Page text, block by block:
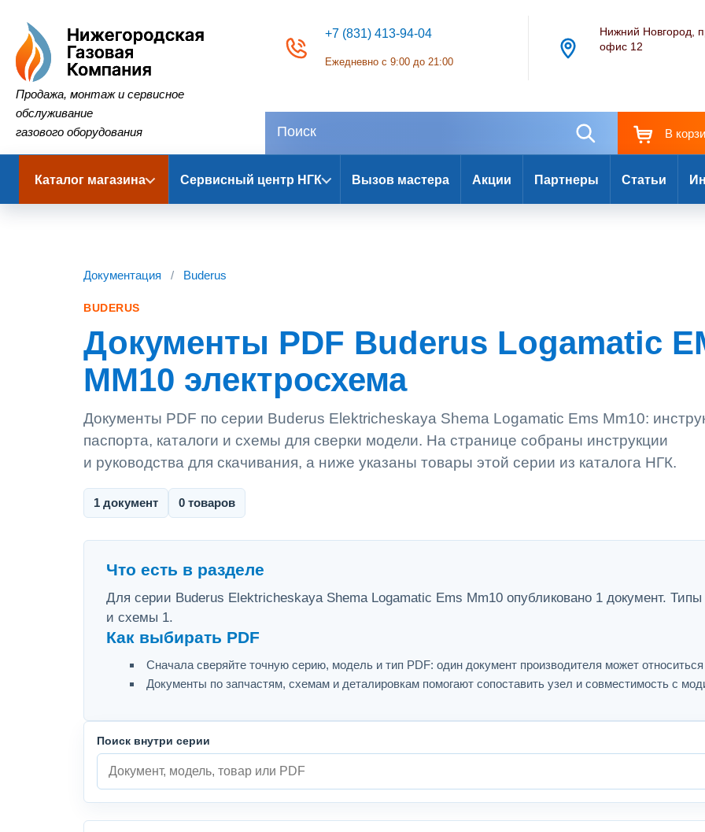
Нижегородская Газовая Компания
Продажа, монтаж и сервисное
обслуживание
газового оборудования
+7 (831) 413-94-04
Ежедневно с 9:00 до 21:00
Нижний Новгород,
офис 12
В
Каталог магазина Сервисный центр НГК Вызов мастера Акции Партнеры Статьи
Документация / Buderus
BUDERUS
Документы PDF Buderus Logamatic
MM10 электросхема
Документы PDF по серии Buderus Elektricheskaya Shema Logamatic Ems Mm10:
паспорта, каталоги и схемы для сверки модели. На странице собраны инструкции
и руководства для скачивания, а ниже указаны товары этой серии из каталога НГК.
1 документ 0 товаров
Что есть в разделе
Для серии Buderus Elektricheskaya Shema Logamatic Ems Mm10 опубликовано 1 документ.
и схемы 1.
Как выбирать PDF
Сначала сверяйте точную серию, модель и тип PDF: один документ производителя может
Документы по запчастям, схемам и деталировкам помогают сопоставить узел и совместимость с
Поиск внутри серии